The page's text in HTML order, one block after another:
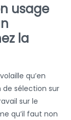
usage
la
qu’en
de sélection sur
sur le
qu’il faut non